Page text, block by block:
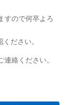
すので何卒よろ
ください。
絡ください。